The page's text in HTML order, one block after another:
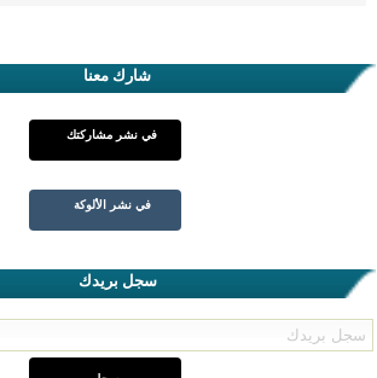
شارك معنا
في نشر مشاركتك
في نشر الألوكة
سجل بريدك